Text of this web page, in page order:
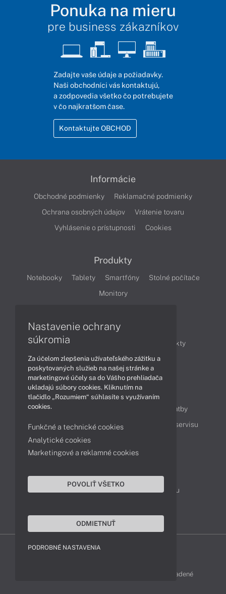
Ponuka na mieru
pre business zákazníkov
Zadajte vaše údaje a požiadavky.
Naši obchodníci vás kontaktujú,
a zodpovedia všetko čo potrebujete
v čo najkratšom čase.
Kontaktujte OBCHOD
Informácie
Obchodné podmienky
Reklamačné podmienky
Ochrana osobných údajov
Vrátenie tovaru
Vyhlásenie o prístupnosti
Cookies
Produkty
Notebooky Tablety Smartfóny
Stolné počítače
Monitory
Články
Obchodné informácie
Produkty
Technológie
Videá
Obsah
Ako nakupovať
Možnosti doručenia a platby
Podpora a servis
Servisné služby Cenník servisu
Kontakty
043 4224 771
Obchodné oddelenie
Reklamácia tovaru
LENOVO-SHOP © 2013 - 2026 Všetky práva vyhradené
Nastavenie ochrany
súkromia
Za účelom zlepšenia užívateľského zážitku a
poskytovaných služieb na našej stránke a
marketingové účely sa do Vášho prehliadača
ukladajú súbory cookies. Kliknutím na
tlačidlo „Rozumiem“ súhlasíte s využívaním
cookies.
Funkčné a technické cookies
Analytické cookies
Marketingové a reklamné cookies
POVOLIŤ VŠETKO
ODMIETNUŤ
PODROBNÉ NASTAVENIA